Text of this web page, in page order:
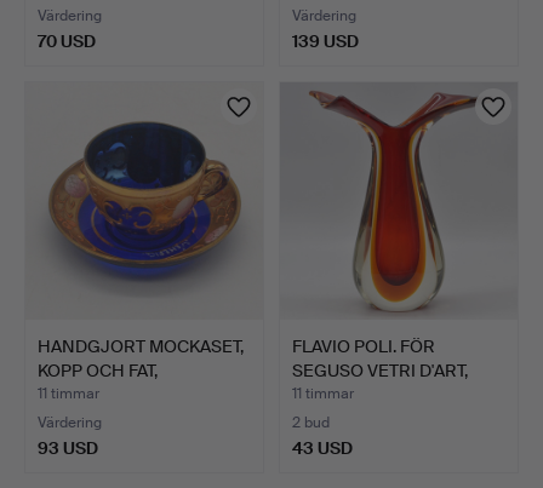
Värdering
70 USD
Värdering
139 USD
HANDGJORT MOCKASET,
KOPP OCH FAT,
STUDIOGL…
11 timmar
Värdering
93 USD
FLAVIO POLI. FÖR
SEGUSO VETRI D'ART,
MURAN…
11 timmar
2 bud
43 USD